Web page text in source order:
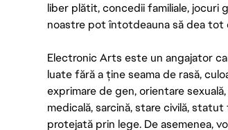
liber plătit, concedii familiale, jocuri
noastre pot întotdeauna să dea tot
Electronic Arts este un angajator
luate fără a ține seama de rasă,
exprimare de gen, orientare
medicală, sarcină, stare civilă,
protejată prin lege. De asemenea,